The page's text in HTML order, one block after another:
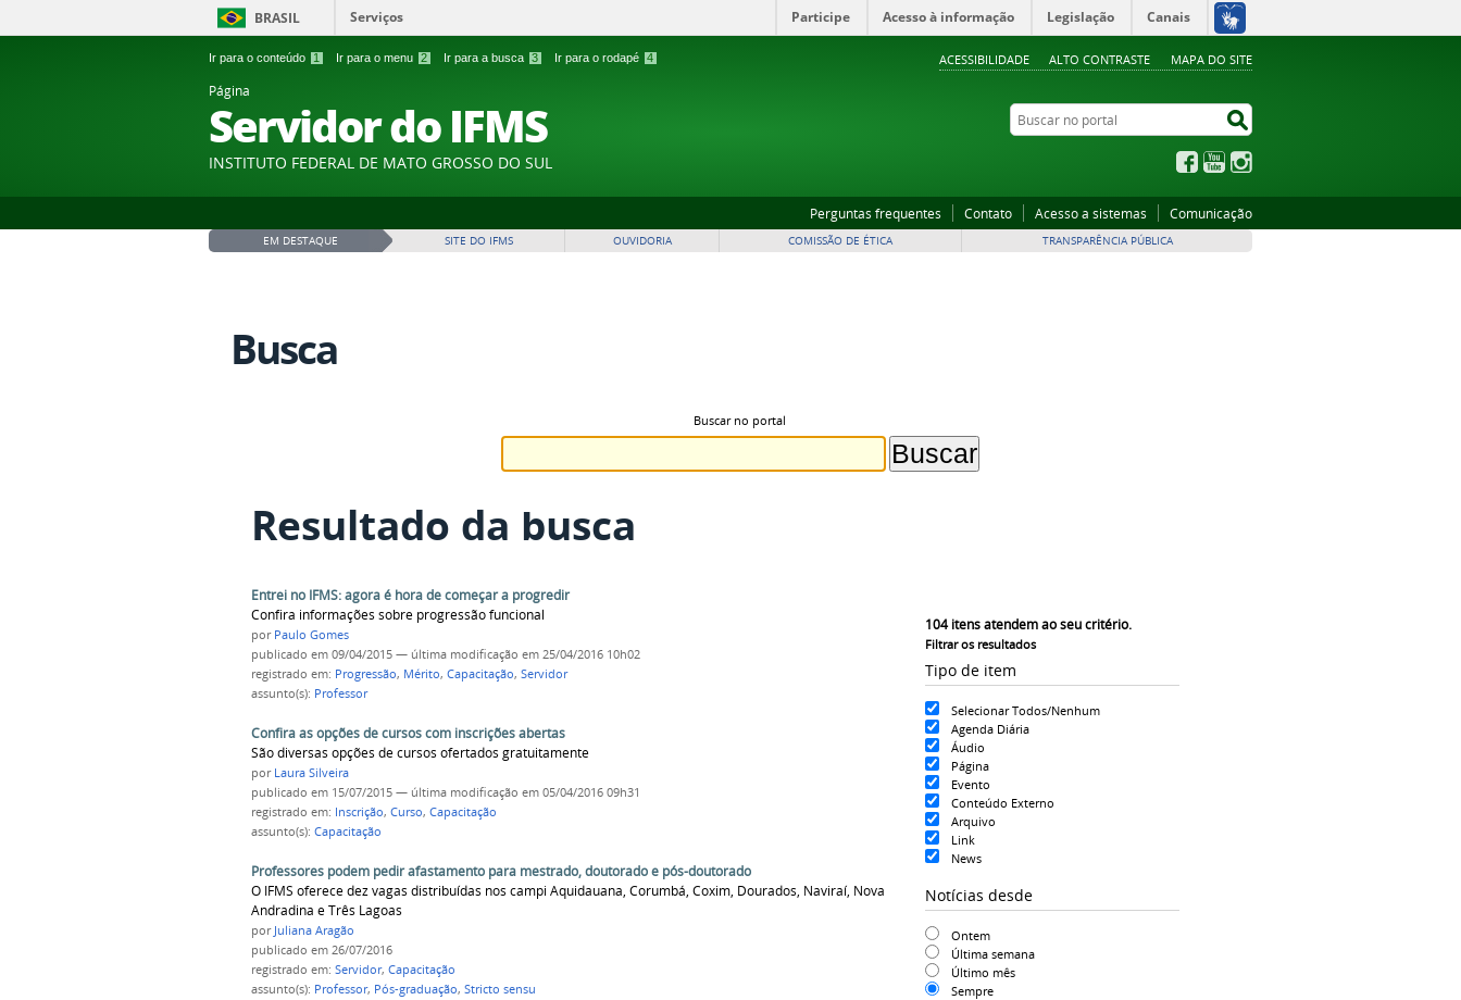
Ir para o conteúdo 1 Ir para o menu 2 Ir para a busca 3 Ir para o rodapé 4 ACESSIBILIDADE ALTO CONTRASTE MAPA DO SITE
BRASIL Serviços Participe Acesso à informação Legislação Canais
Página
Servidor do IFMS
INSTITUTO FEDERAL DE MATO GROSSO DO SUL
Buscar no portal
FacebookYouTube
Perguntas frequentes Contato Acesso a sistemas Comunicação
EM DESTAQUE SITE DO IFMS OUVIDORIA COMISSÃO DE ÉTICA TRANSPARÊNCIA PÚBLICA
Busca
Buscar no portal
Resultado da busca
104itens atendem ao seu critério.
Filtrar os resultados
Tipo de item
Selecionar Todos/Nenhum
Agenda Diária
Áudio
Página
Evento
Conteúdo Externo
Arquivo
Link
News
Notícias desde
Ontem
Última semana
Último mês
Sempre
Entrei no IFMS: agora é hora de começar a progredir
Confira informações sobre progressão funcional
por Paulo Gomes
publicado em 09/04/2015 — última modificação em 25/04/2016 10h02
registrado em: Progressão, Mérito, Capacitação, Servidor
assunto(s): Professor
Confira as opções de cursos com inscrições abertas
São diversas opções de cursos ofertados gratuitamente
por Laura Silveira
publicado em 15/07/2015 — última modificação em 05/04/2016 09h31
registrado em: Inscrição, Curso, Capacitação
assunto(s): Capacitação
Professores podem pedir afastamento para mestrado, doutorado e pós-doutorado
O IFMS oferece dez vagas distribuídas nos campi Aquidauana, Corumbá, Coxim, Dourados, Naviraí, Nova
Andradina e Três Lagoas
por Juliana Aragão
publicado em 26/07/2016
registrado em: Servidor, Capacitação
assunto(s): Professor, Pós-graduação, Stricto sensu